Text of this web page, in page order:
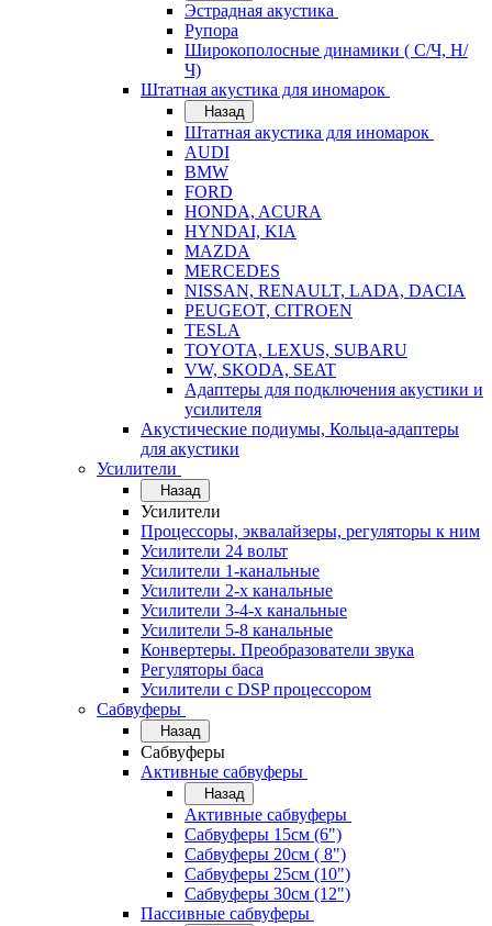
Эстрадная акустика
Рупора
Широкополосные динамики ( С/Ч, Н/
Ч)
Штатная акустика для иномарок
Назад
Штатная акустика для иномарок
AUDI
BMW
FORD
HONDA, ACURA
HYNDAI, KIA
MAZDA
MERCEDES
NISSAN, RENAULT, LADA, DACIA
PEUGEOT, CITROEN
TESLA
TOYOTA, LEXUS, SUBARU
VW, SKODA, SEAT
Адаптеры для подключения акустики и
усилителя
Акустические подиумы, Кольца-адаптеры
для акустики
Усилители
Назад
Усилители
Процессоры, эквалайзеры, регуляторы к ним
Усилители 24 вольт
Усилители 1-канальные
Усилители 2-х канальные
Усилители 3-4-х канальные
Усилители 5-8 канальные
Конвертеры. Преобразователи звука
Регуляторы баса
Усилители с DSP процессором
Сабвуферы
Назад
Сабвуферы
Активные сабвуферы
Назад
Активные сабвуферы
Сабвуферы 15см (6")
Сабвуферы 20см ( 8")
Сабвуферы 25см (10")
Сабвуферы 30см (12")
Пассивные сабвуферы